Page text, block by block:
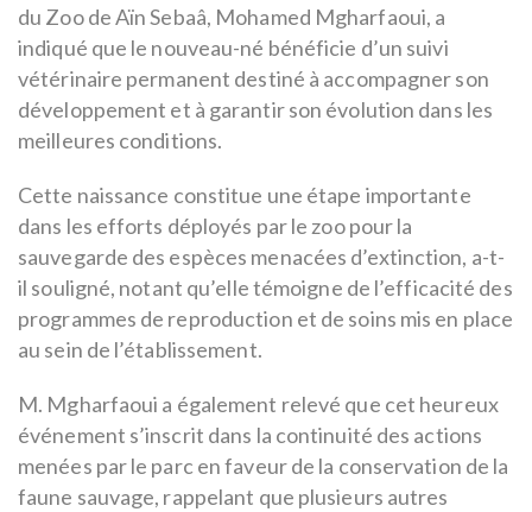
du Zoo de Aïn Sebaâ, Mohamed Mgharfaoui, a
indiqué que le nouveau-né bénéficie d’un suivi
vétérinaire permanent destiné à accompagner son
développement et à garantir son évolution dans les
meilleures conditions.
Cette naissance constitue une étape importante
dans les efforts déployés par le zoo pour la
sauvegarde des espèces menacées d’extinction, a-t-
il souligné, notant qu’elle témoigne de l’efficacité des
programmes de reproduction et de soins mis en place
au sein de l’établissement.
M. Mgharfaoui a également relevé que cet heureux
événement s’inscrit dans la continuité des actions
menées par le parc en faveur de la conservation de la
faune sauvage, rappelant que plusieurs autres